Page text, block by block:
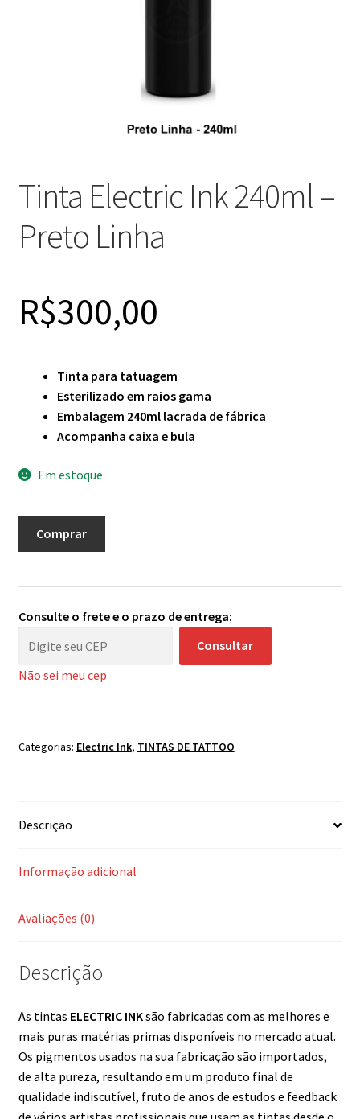
Tinta Electric Ink 240ml –
Preto Linha
R$300,00
Tinta para tatuagem
Esterilizado em raios gama
Embalagem 240ml lacrada de fábrica
Acompanha caixa e bula
Em estoque
240ml
Preto
Linha
Comprar
Consulte o frete e o prazo de entrega:
Consultar
Não sei meu cep
Categorias: Electric Ink, TINTAS DE TATTOO
Descrição
Informação adicional
Avaliações (0)
Descrição
As tintas ELECTRIC INKsão fabricadas com as melhores e
mais puras matérias primas disponíveis no mercado atual.
Os pigmentos usados na sua fabricação são importados,
de alta pureza, resultando em um produto final de
qualidade indiscutível, fruto de anos de estudos e feedback